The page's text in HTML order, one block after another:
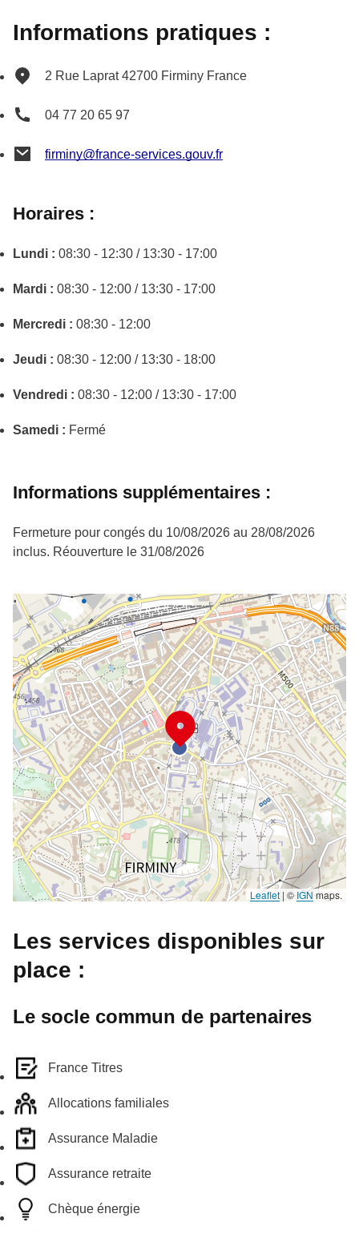
Informations pratiques :
2 Rue Laprat 42700 Firminy France
04 77 20 65 97
firminy@france-services.gouv.fr
Horaires :
Lundi : 08:30 - 12:30 / 13:30 - 17:00
Mardi : 08:30 - 12:00 / 13:30 - 17:00
Mercredi : 08:30 - 12:00
Jeudi : 08:30 - 12:00 / 13:30 - 18:00
Vendredi : 08:30 - 12:00 / 13:30 - 17:00
Samedi : Fermé
Informations supplémentaires :
Fermeture pour congés du 10/08/2026 au 28/08/2026
inclus. Réouverture le 31/08/2026
Leaflet | © IGN maps.
Les services disponibles sur
place :
Le socle commun de partenaires
France Titres
Allocations familiales
Assurance Maladie
Assurance retraite
Chèque énergie